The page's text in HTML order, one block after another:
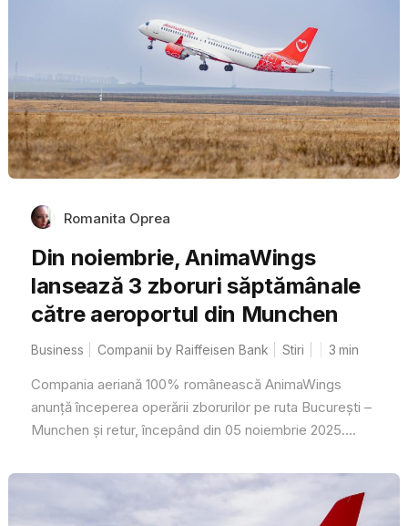
Romanita Oprea
Din noiembrie, AnimaWings
lansează 3 zboruri săptămânale
către aeroportul din Munchen
Business Companii by Raiffeisen Bank Stiri 3 min
Compania aeriană 100% românească AnimaWings
anunță începerea operării zborurilor pe ruta București –
Munchen și retur, începând din 05 noiembrie 2025....